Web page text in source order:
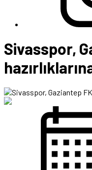
Sivasspor,